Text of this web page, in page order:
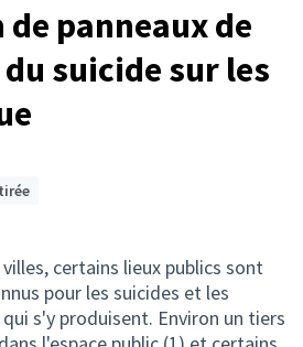
panneaux de
suicide sur les
certains lieux publics sont
pour les suicides et les
s'y produisent. Environ un tiers